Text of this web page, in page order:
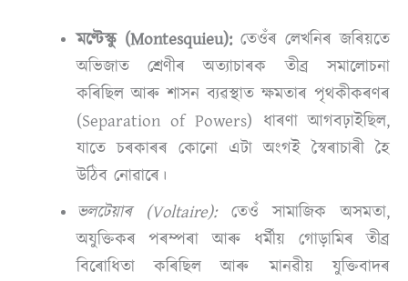
মণ্টেস্কু(Montesquieu):তেওঁৰ লেখনিৰ জৰিয়তে
অভিজাত শ্ৰেণীৰ অত্যাচাৰক তীব্ৰ সমালোচনা
কৰিছিল আৰু শাসন ব্যৱস্থাত ক্ষমতাৰ পৃথকীকৰণৰ
(Separation of Powers) ধাৰণা আগবঢ়াইছিল,
যাতে চৰকাৰৰ কোনো এটা অংগই স্বৈৰাচাৰী হৈ
উঠিব নোৱাৰে।
ভলটেয়াৰ(Voltaire):তেওঁ সামাজিক অসমতা,
অযুক্তিকৰ পৰম্পৰা আৰু ধৰ্মীয় গোড়ামিৰ তীব্ৰ
বিৰোধিতা কৰিছিল আৰু মানৱীয় যুক্তিবাদৰ